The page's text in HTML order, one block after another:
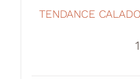
TENDANCE